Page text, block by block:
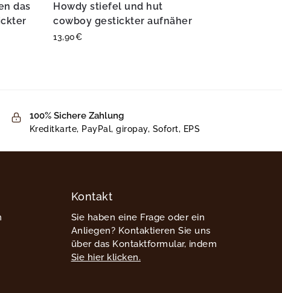
das
Howdy stiefel und hut
cowboy gestickter aufnäher
13,90€
100% Sichere Zahlung
Kreditkarte, PayPal, giropay, Sofort, EPS
Kontakt
Sie haben eine Frage oder ein
Anliegen? Kontaktieren Sie uns
über das Kontaktformular, indem
Sie hier klicken.